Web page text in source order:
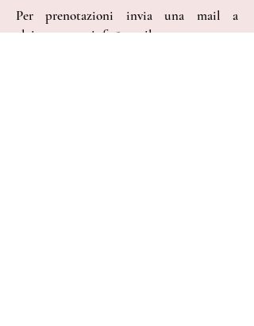
​Per prenotazioni invia una mail a
elainecouture.info@gmail.com